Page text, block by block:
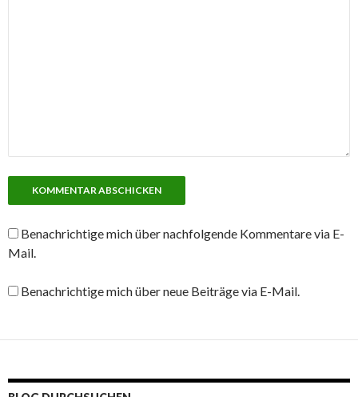
Benachrichtige mich über nachfolgende Kommentare via E-
Mail.
Benachrichtige mich über neue Beiträge via E-Mail.